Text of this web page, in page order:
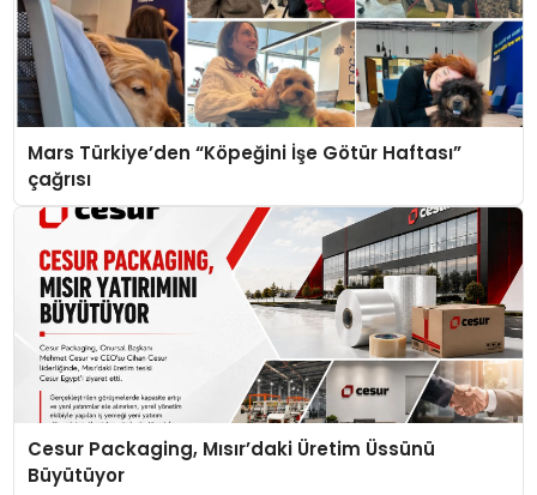
Mars Türkiye’den “Köpeğini İşe Götür Haftası”
çağrısı
Cesur Packaging, Mısır’daki Üretim Üssünü
Büyütüyor